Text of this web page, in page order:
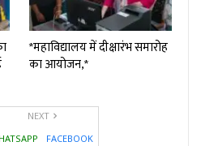
*महाविद्यालय में दीक्षारंभ समारोह
का आयोजन,*
NEXT
FACEBOOK